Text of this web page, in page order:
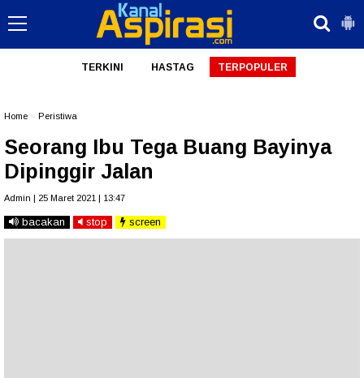
TERKINI HASTAG TERPOPULER
Home Peristiwa
Seorang Ibu Tega Buang Bayinya
Dipinggir Jalan
Admin | 25 Maret 2021 | 13:47
bacakan stop screen